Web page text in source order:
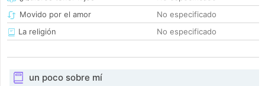
Movido por el amor
No especificado
La religión
No especificado
un poco sobre mí